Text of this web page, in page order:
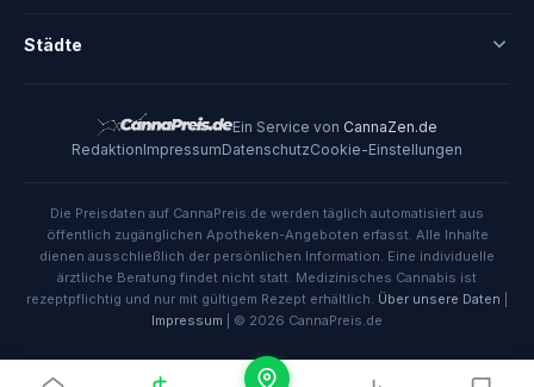
Städte
Ein Service von CannaZen.de
RedaktionImpressumDatenschutzCookie-Einstellungen
Die Preisdaten auf CannaPreis.de werden täglich automatisiert aus
öffentlich zugänglichen Apotheken-Angeboten erfasst. Alle Inhalte
dienen ausschließlich der persönlichen Information. Eine individuelle
ärztliche Beratung findet nicht statt. Medizinisches Cannabis ist
rezeptpflichtig und nur mit gültigem Rezept erhältlich. Über unsere Daten
Impressum | © 2026 CannaPreis.de